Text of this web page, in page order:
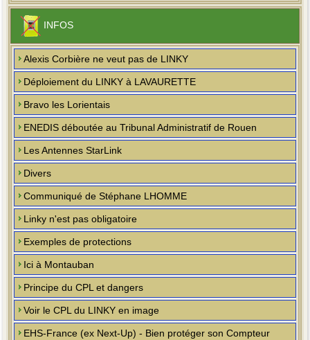
INFOS
Alexis Corbière ne veut pas de LINKY
Déploiement du LINKY à LAVAURETTE
Bravo les Lorientais
ENEDIS déboutée au Tribunal Administratif de Rouen
Les Antennes StarLink
Divers
Communiqué de Stéphane LHOMME
Linky n'est pas obligatoire
Exemples de protections
Ici à Montauban
Principe du CPL et dangers
Voir le CPL du LINKY en image
EHS-France (ex Next-Up) - Bien protéger son Compteur